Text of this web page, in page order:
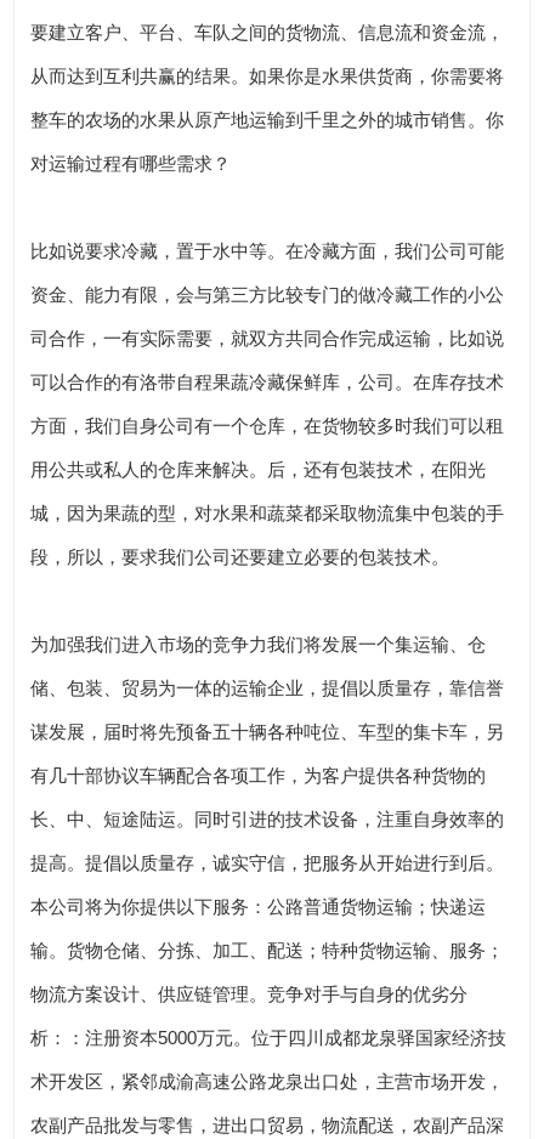
要建立客户、平台、车队之间的货物流、信息流和资金流，
从而达到互利共赢的结果。如果你是水果供货商，你需要将
整车的农场的水果从原产地运输到千里之外的城市销售。你
对运输过程有哪些需求？
比如说要求冷藏，置于水中等。在冷藏方面，我们公司可能
资金、能力有限，会与第三方比较专门的做冷藏工作的小公
司合作，一有实际需要，就双方共同合作完成运输，比如说
可以合作的有洛带自程果蔬冷藏保鲜库，公司。在库存技术
方面，我们自身公司有一个仓库，在货物较多时我们可以租
用公共或私人的仓库来解决。后，还有包装技术，在阳光
城，因为果蔬的型，对水果和蔬菜都采取物流集中包装的手
段，所以，要求我们公司还要建立必要的包装技术。
为加强我们进入市场的竞争力我们将发展一个集运输、仓
储、包装、贸易为一体的运输企业，提倡以质量存，靠信誉
谋发展，届时将先预备五十辆各种吨位、车型的集卡车，另
有几十部协议车辆配合各项工作，为客户提供各种货物的
长、中、短途陆运。同时引进的技术设备，注重自身效率的
提高。提倡以质量存，诚实守信，把服务从开始进行到后。
本公司将为你提供以下服务：公路普通货物运输；快递运
输。货物仓储、分拣、加工、配送；特种货物运输、服务；
物流方案设计、供应链管理。竞争对手与自身的优劣分
析：：注册资本5000万元。位于四川成都龙泉驿国家经济技
术开发区，紧邻成渝高速公路龙泉出口处，主营市场开发，
农副产品批发与零售，进出口贸易，物流配送，农副产品深